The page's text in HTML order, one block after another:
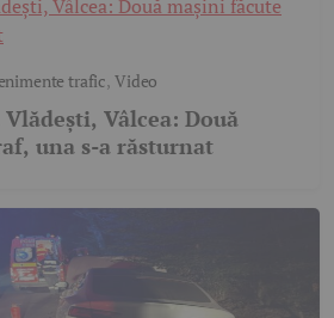
trafic,Video
Vâlcea: Două
una s-a răsturnat